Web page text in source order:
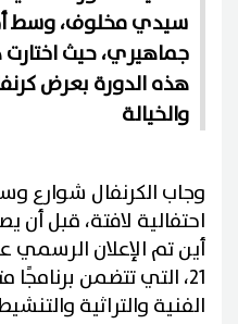
سيدي مخلوف، وسط
جماهيري، حيث اختارت
هذه الدورة بعرض
والخيالة
وجاب الكرنفال شوارع
احتفالية لافتة، قبل
أين تم الإعلان الرسمي
21، التي تتضمن
الفنية والتراثية